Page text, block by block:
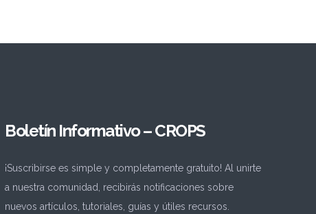
Boletín Informativo – CROPS
¡Suscribirse es simple y completamente gratuito! Al unirte
a nuestra comunidad, recibirás notificaciones sobre
nuevos artículos, tutoriales, guías y útiles recursos.